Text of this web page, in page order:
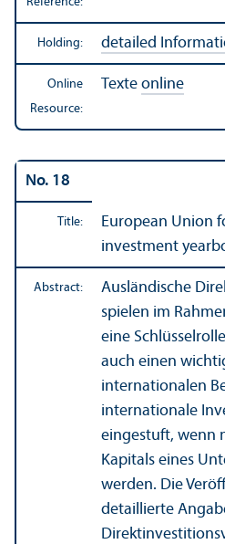
Holding: detailed
Online
Resource:
Texte online
No. 18
Title:
European Union
investment
Abstract:
Ausländische
spielen im
eine
auch einen
internationalen
internationale
eingestuft, wenn
Kapitals eines
werden. Die
detaillierte